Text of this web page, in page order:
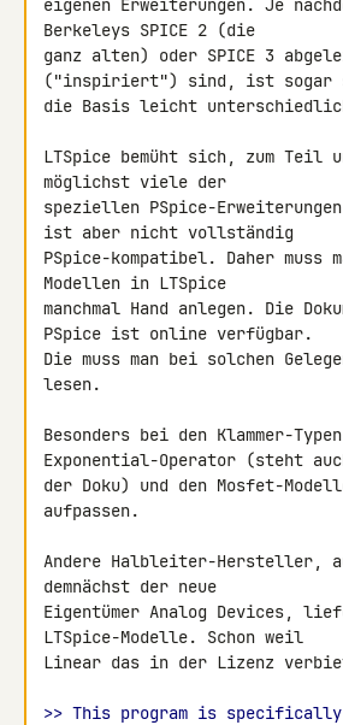
eigenen Erweiterungen. Je
Berkeleys SPICE 2 (die
ganz alten) oder SPICE 3
("inspiriert") sind, ist sogar
die Basis leicht
LTSpice bemüht sich, zum Teil
möglichst viele der
speziellen PSpice-
ist aber nicht vollständig
PSpice-kompatibel. Daher muss
Modellen in LTSpice
manchmal Hand anlegen. Die
PSpice ist online verfügbar.
Die muss man bei solchen
lesen.
Besonders bei den Klammer-
Exponential-Operator (steht
der Doku) und den Mosfet-
aufpassen.
Andere Halbleiter-Hersteller,
demnächst der neue
Eigentümer Analog Devices,
LTSpice-Modelle. Schon weil
Linear das in der Lizenz
>> This program is